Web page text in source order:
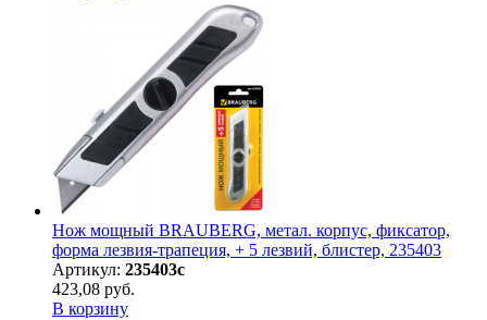
Нож мощный BRAUBERG, метал. корпус, фиксатор,
форма лезвия-трапеция, + 5 лезвий, блистер, 235403
Артикул: 235403с
423,08 руб.
В корзину